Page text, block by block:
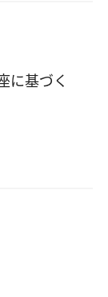
に基づく